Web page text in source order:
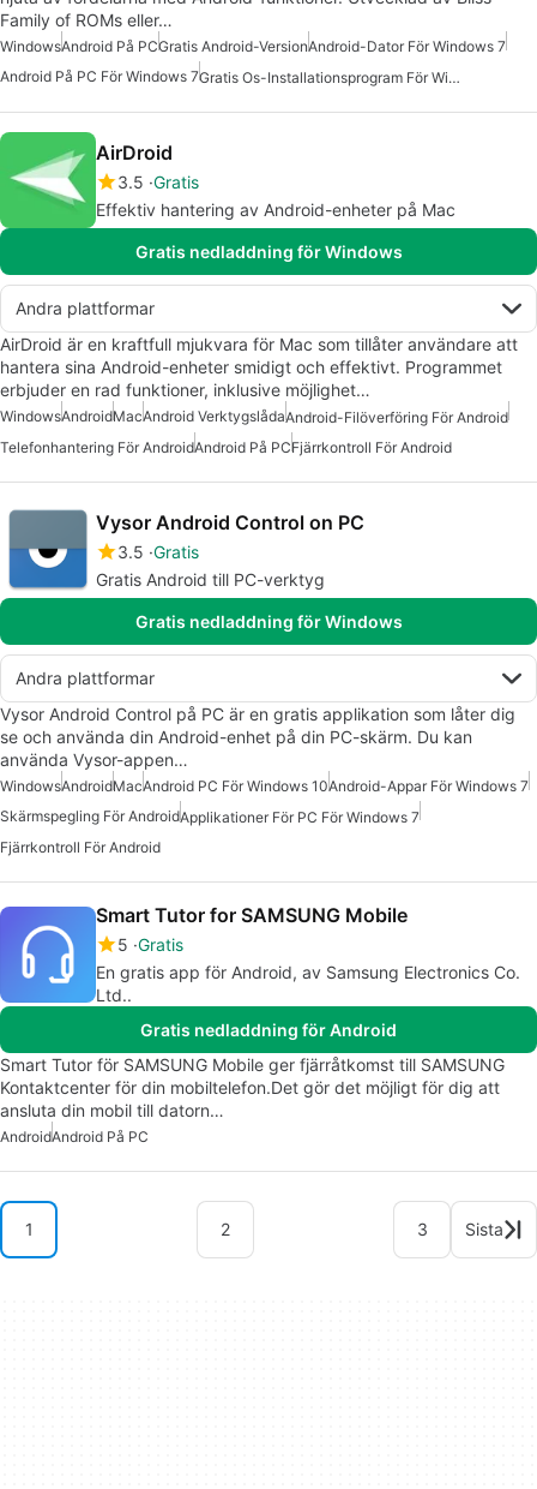
Family of ROMs eller…
WindowsAndroid På PCGratis Android-VersionAndroid-Dator För Windows 7
Android På PC För Windows 7
Gratis Os-Installationsprogram För Windows
AirDroid
3.5 Gratis
Effektiv hantering av Android-enheter på Mac
Gratis nedladdning för Windows
Andra plattformar
AirDroid är en kraftfull mjukvara för Mac som tillåter användare att
hantera sina Android-enheter smidigt och effektivt. Programmet
erbjuder en rad funktioner, inklusive möjlighet…
WindowsAndroidMacAndroid VerktygslådaAndroid-Filöverföring För Android
Telefonhantering För AndroidAndroid På PCFjärrkontroll För Android
Vysor Android Control on PC
3.5 Gratis
Gratis Android till PC-verktyg
Gratis nedladdning för Windows
Andra plattformar
Vysor Android Control på PC är en gratis applikation som låter dig
se och använda din Android-enhet på din PC-skärm. Du kan
använda Vysor-appen…
WindowsAndroidMacAndroid PC För Windows 10Android-Appar För Windows 7
Skärmspegling För AndroidApplikationer För PC För Windows 7
Fjärrkontroll För Android
Smart Tutor for SAMSUNG Mobile
5 Gratis
En gratis app för Android, av Samsung Electronics Co.
Ltd..
Gratis nedladdning för Android
Smart Tutor för SAMSUNG Mobile ger fjärråtkomst till SAMSUNG
Kontaktcenter för din mobiltelefon.Det gör det möjligt för dig att
ansluta din mobil till datorn…
AndroidAndroid På PC
1 2 3 Sista